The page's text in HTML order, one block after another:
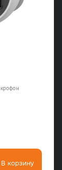
В корзину